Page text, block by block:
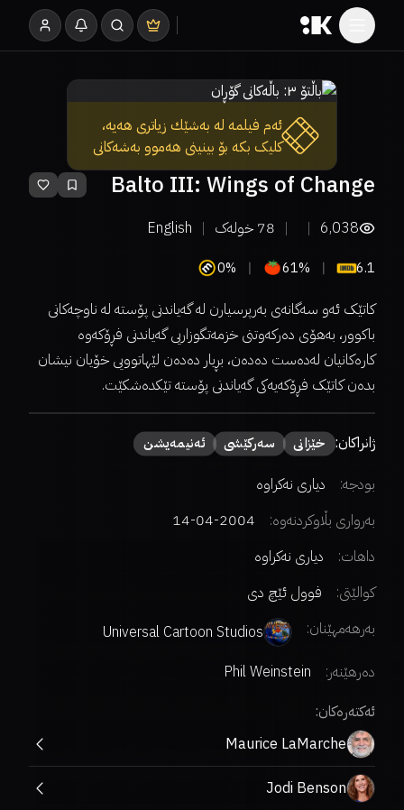
ئەم فیلمە لە بەشێك زیاتری هەیە،
کلیک بکە بۆ بینینی هەموو بەشەکانی
Balto III: Wings of Change
6,038
78 خولەک English
6.1
61%
0%
​کاتێک ئەو سەگانەی بەرپرسیارن لە گەیاندنی پۆستە لە ناوچەکانی
باکوور، بەهۆی دەرکەوتنی خزمەتگوزاریی گەیاندنی فڕۆکەوە
کارەکانیان لەدەست دەدەن، بڕیار دەدەن لێهاتوویی خۆیان نیشان
بدەن کاتێک فڕۆکەیەکی گەیاندنی پۆستە تێکدەشکێت.
ژانراکان: خێزانی سەركێشی ئەنیمەیشن
بودجە:
دیاری نەکراوە
بەرواری بڵاوکردنەوە:
2004-04-14
داهات:
دیاری نەکراوە
کوالێتی:
فوول ئێچ دی
بەرهەمهێنان:
Universal Cartoon Studios
دەرهێنەر:
Phil Weinstein
ئەکتەرەکان:
Maurice LaMarche
Jodi Benson